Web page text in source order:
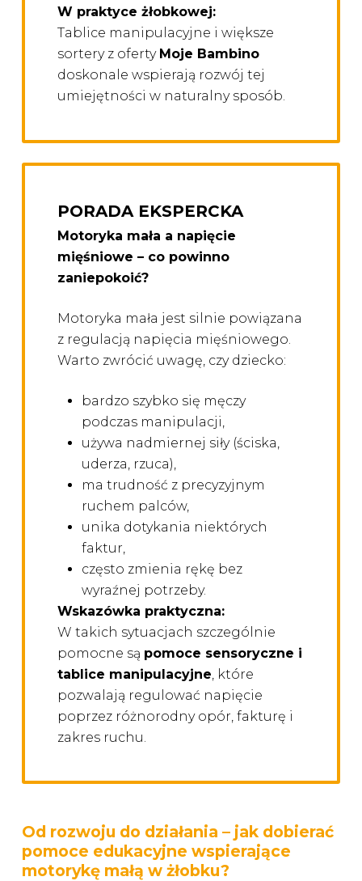
W praktyce żłobkowej:
Tablice manipulacyjne i większe
sortery z oferty Moje Bambino
doskonale wspierają rozwój tej
umiejętności w naturalny sposób.
PORADA EKSPERCKA
Motoryka mała a napięcie
mięśniowe – co powinno
zaniepokoić?
Motoryka mała jest silnie powiązana
z regulacją napięcia mięśniowego.
Warto zwrócić uwagę, czy dziecko:
bardzo szybko się męczy
podczas manipulacji,
używa nadmiernej siły (ściska,
uderza, rzuca),
ma trudność z precyzyjnym
ruchem palców,
unika dotykania niektórych
faktur,
często zmienia rękę bez
wyraźnej potrzeby.
Wskazówka praktyczna:
W takich sytuacjach szczególnie
pomocne są pomoce sensoryczne i
tablice manipulacyjne, które
pozwalają regulować napięcie
poprzez różnorodny opór, fakturę i
zakres ruchu.
Od rozwoju do działania – jak dobierać
pomoce edukacyjne wspierające
motorykę małą w żłobku?